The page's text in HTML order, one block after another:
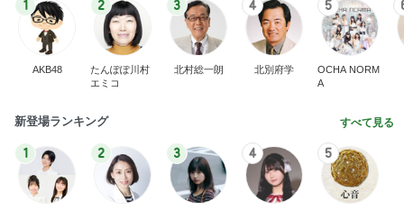
1
AKB48
2
たんぽぽ川村
エミコ
3
北村総一朗
4
北別府学
5
OCHA NORM
A
新登場ランキング すべて見る
1 2 3 4 5